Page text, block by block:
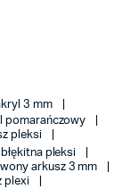
3 mm
pomarańczowy
pleksi
błękitna pleksi
arkusz 3 mm
plexi